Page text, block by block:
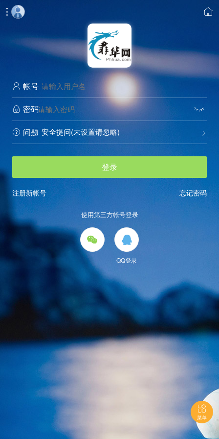
 
 帐号
 密码 
 问题 
安全提问(未设置请忽略)
登录
忘记密码
注册新帐号
使用第三方帐号登录
 
QQ登录

菜单